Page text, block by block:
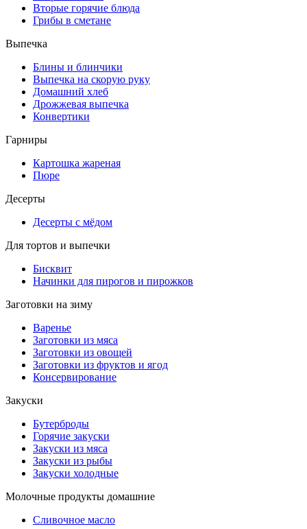
Вторые горячие блюда
Грибы в сметане
Выпечка
Блины и блинчики
Выпечка на скорую руку
Домашний хлеб
Дрожжевая выпечка
Конвертики
Гарниры
Картошка жареная
Пюре
Десерты
Десерты с мёдом
Для тортов и выпечки
Бисквит
Начинки для пирогов и пирожков
Заготовки на зиму
Варенье
Заготовки из мяса
Заготовки из овощей
Заготовки из фруктов и ягод
Консервирование
Закуски
Бутерброды
Горячие закуски
Закуски из мяса
Закуски из рыбы
Закуски холодные
Молочные продукты домашние
Сливочное масло